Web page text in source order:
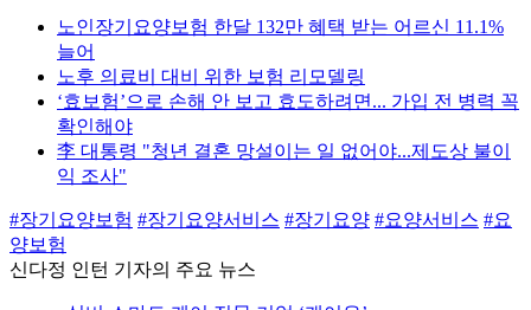
노인장기요양보험 한달 132만 혜택 받는 어르신 11.1%
늘어
노후 의료비 대비 위한 보험 리모델링
‘효보험’으로 손해 안 보고 효도하려면... 가입 전 병력 꼭
확인해야
李 대통령 "청년 결혼 망설이는 일 없어야...제도상 불이
익 조사"
#장기요양보험 #장기요양서비스 #장기요양 #요양서비스 #요
양보험
신다정 인턴 기자의 주요 뉴스